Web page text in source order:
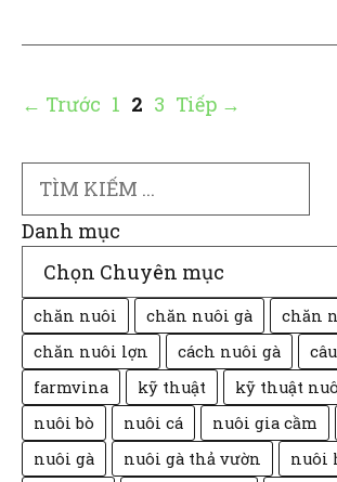
← Trước Trang
1 Trang
2 Trang
3 Tiếp →
Search
Danh mục
chăn nuôi chăn nuôi gà
chăn
chăn nuôi lợn
cách nuôi gà
farmvina
kỹ thuật
kỹ thuật
nuôi bò
nuôi cá nuôi gia cầm
nuôi gà
nuôi gà thả vườn
nuôi